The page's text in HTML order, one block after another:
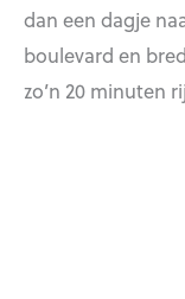
dan een dagje
boulevard en
zo’n 20 minuten